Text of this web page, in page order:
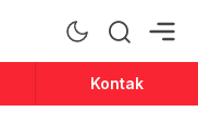
Kontak